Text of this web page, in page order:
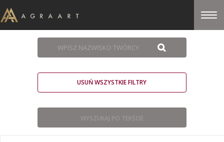
USUŃ WSZYSTKIE FILTRY